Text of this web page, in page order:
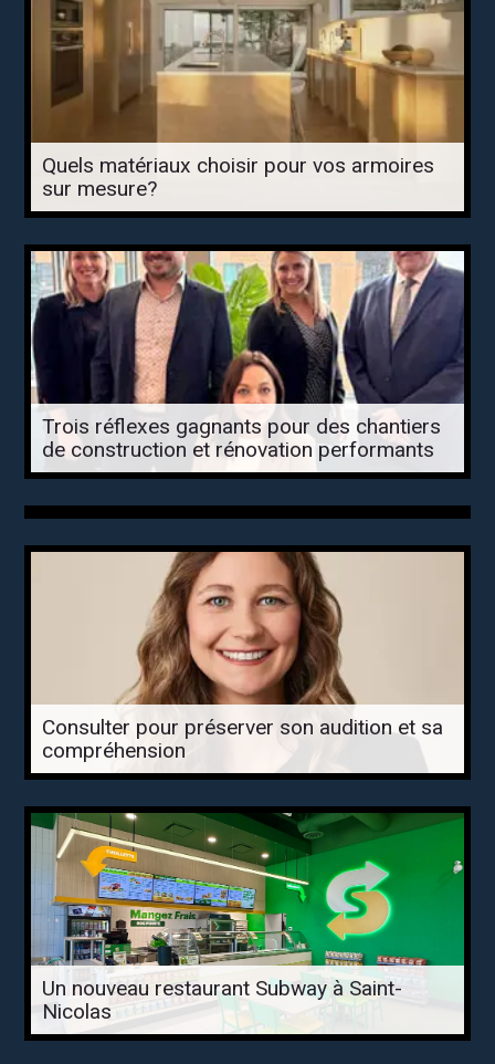
Quels matériaux choisir pour vos armoires
sur mesure?
Trois réflexes gagnants pour des chantiers
de construction et rénovation performants
Consulter pour préserver son audition et sa
compréhension
Un nouveau restaurant Subway à Saint-
Nicolas